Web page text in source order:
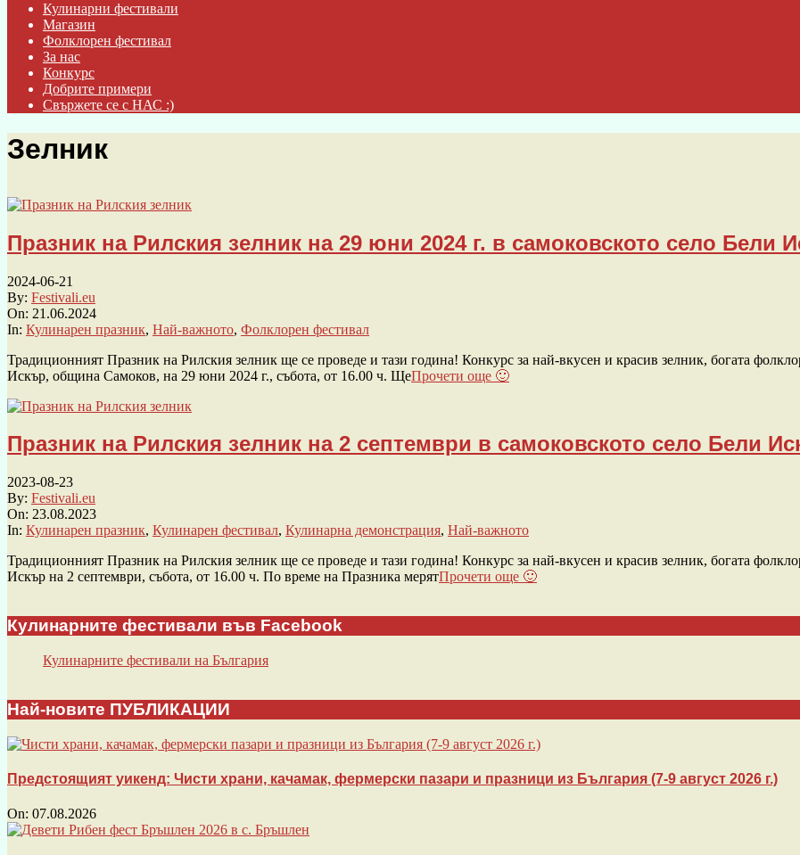
Кулинарни фестивали
Магазин
Фолклорен фестивал
За нас
Конкурс
Добрите примери
Свържете се с НАС :)
Зелник
Празник на Рилския зелник на 29 юни 2024 г. в самоковското село Бели
2024-06-21
By: Festivali.eu
On: 21.06.2024
In: Кулинарен празник, Най-важното, Фолклорен фестивал
Традиционният Празник на Рилския зелник ще се проведе и тази година! Конкурс за най-вкусен и красив зелник, богата
Искър, община Самоков, на 29 юни 2024 г., събота, от 16.00 ч. ЩеПрочети още 🙂
Празник на Рилския зелник на 2 септември в самоковското село Бели
2023-08-23
By: Festivali.eu
On: 23.08.2023
In: Кулинарен празник, Кулинарен фестивал, Кулинарна демонстрация, Най-важното
Традиционният Празник на Рилския зелник ще се проведе и тази година! Конкурс за най-вкусен и красив зелник, богата
Искър на 2 септември, събота, от 16.00 ч. По време на Празника мерятПрочети още 🙂
Кулинарните фестивали във Facebook
Кулинарните фестивали на България
Най-новите ПУБЛИКАЦИИ
Предстоящият уикенд: Чисти храни, качамак, фермерски пазари и празници из България (7-9 август 2026 г.)
On: 07.08.2026